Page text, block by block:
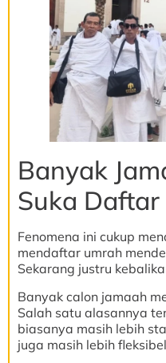
Banyak
Suka
Fenomena ini cukup
mendaftar umrah
Sekarang justru
Banyak calon jamaah
Salah satu alasannya
biasanya masih lebih
juga masih lebih